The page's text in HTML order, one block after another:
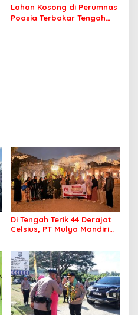
Lahan Kosong di Perumnas
Poasia Terbakar Tengah
Di Tengah Terik 44 Derajat
Celsius, PT Mulya Mandiri
Nyaman Beribadah